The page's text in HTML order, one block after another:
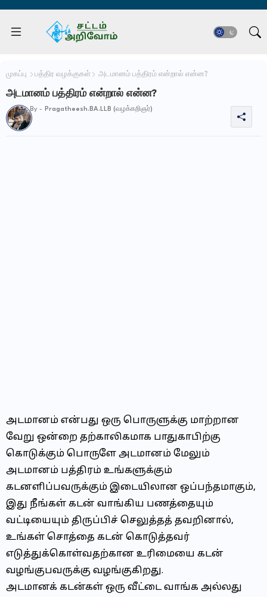
முகப்பு பத்திர வழக்குகள் அடமானம் பத்திரம் என்றால் என்ன?
அடமானம் பத்திரம் என்றால் என்ன?
By - Pragatheesh.BA.LLB (வழக்கறிஞர்)
அடமானம் என்பது ஒரு பொருளுக்கு மாற்றான
வேறு ஒன்றை தற்காலிகமாக பாதுகாபிற்கு
கொடுக்கும் பொருளே அடமானம் மேலும்
அடமானம் பத்திரம் உங்களுக்கும்
கடனளிப்பவருக்கும் இடையிலான ஒப்பந்தமாகும்,
இது நீங்கள் கடன் வாங்கிய பணத்தையும்
வட்டியையும் திருப்பிச் செலுத்தத் தவறினால்,
உங்கள் சொத்தை கடன் கொடுத்தவர்
எடுத்துக்கொள்வதற்கான உரிமையை கடன்
வழங்குபவருக்கு வழங்குகிறது.
அடமானக் கடன்கள் ஒரு வீட்டை வாங்க அல்லது